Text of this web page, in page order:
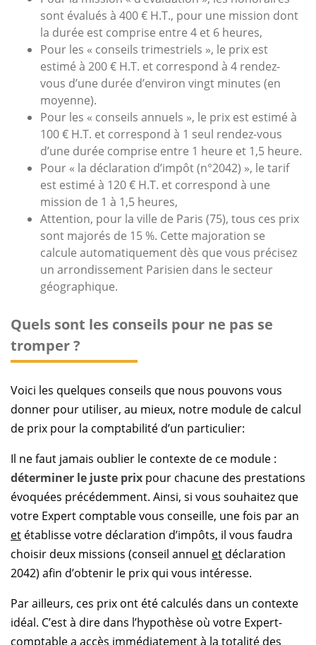
sont évalués à 400 € H.T., pour une mission dont
la durée est comprise entre 4 et 6 heures,
Pour les « conseils trimestriels », le prix est
estimé à 200 € H.T. et correspond à 4 rendez-
vous d’une durée d’environ vingt minutes (en
moyenne).
Pour les « conseils annuels », le prix est estimé à
100 € H.T. et correspond à 1 seul rendez-vous
d’une durée comprise entre 1 heure et 1,5 heure.
Pour « la déclaration d’impôt (n°2042) », le tarif
est estimé à 120 € H.T. et correspond à une
mission de 1 à 1,5 heures,
Attention, pour la ville de Paris (75), tous ces prix
sont majorés de 15 %. Cette majoration se
calcule automatiquement dès que vous précisez
un arrondissement Parisien dans le secteur
géographique.
Quels sont les conseils pour ne pas se
tromper ?
Voici les quelques conseils que nous pouvons vous
donner pour utiliser, au mieux, notre module de calcul
de prix pour la comptabilité d’un particulier:
Il ne faut jamais oublier le contexte de ce module :
déterminer le juste prix pour chacune des prestations
évoquées précédemment. Ainsi, si vous souhaitez que
votre Expert comptable vous conseille, une fois par an
et établisse votre déclaration d’impôts, il vous faudra
choisir deux missions (conseil annuel et déclaration
2042) afin d’obtenir le prix qui vous intéresse.
Par ailleurs, ces prix ont été calculés dans un contexte
idéal. C’est à dire dans l’hypothèse où votre Expert-
comptable a accès immédiatement à la totalité des